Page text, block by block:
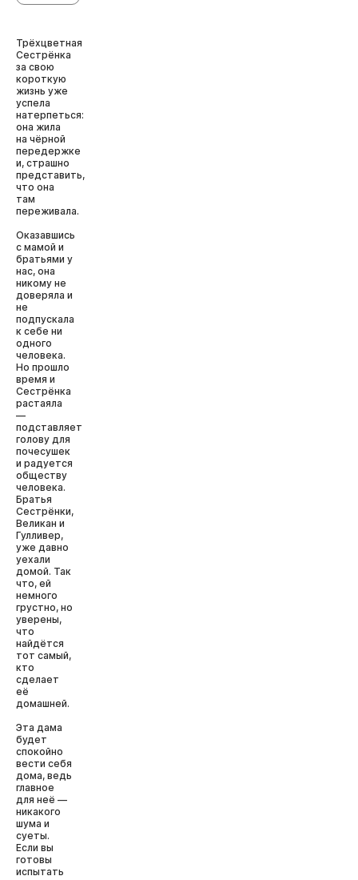
Трёхцветная
Сестрёнка
за свою
короткую
жизнь уже
успела
натерпеться:
она жила
на чёрной
передержке
и, страшно
представить,
что она
там
переживала.
Оказавшись
с мамой и
братьями у
нас, она
никому не
доверяла и
не
подпускала
к себе ни
одного
человека.
Но прошло
время и
Сестрёнка
растаяла
—
подставляет
голову для
почесушек
и радуется
обществу
человека.
Братья
Сестрёнки,
Великан и
Гулливер,
уже давно
уехали
домой. Так
что, ей
немного
грустно, но
уверены,
что
найдётся
тот самый,
кто
сделает
её
домашней.
Эта дама
будет
спокойно
вести себя
дома, ведь
главное
для неё —
никакого
шума и
суеты.
Если вы
готовы
испытать